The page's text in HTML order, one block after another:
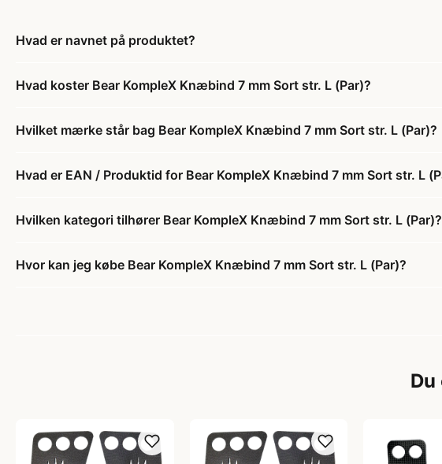
Hvad er navnet på produktet?
Hvad koster Bear KompleX Knæbind 7 mm Sort str. L (Par)?
Hvilket mærke står bag Bear KompleX Knæbind 7 mm Sort str. L (Par)?
Hvad er EAN / Produktid for Bear KompleX Knæbind 7 mm Sort str. L
Hvilken kategori tilhører Bear KompleX Knæbind 7 mm Sort str. L (Par)?
Hvor kan jeg købe Bear KompleX Knæbind 7 mm Sort str. L (Par)?
Du